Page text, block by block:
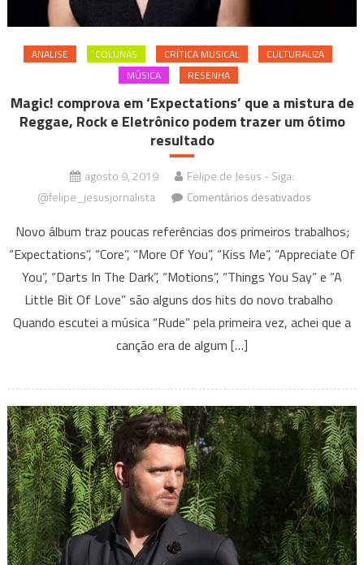
ANALISE COLUNAS CRÍTICA MUSICAL
CULTURALIZA
MÚSICA
RESENHA
Magic! comprova em ‘Expectations’ que a mistura de
Reggae, Rock e Eletrônico podem trazer um ótimo
resultado
agosto 9, 2019
Felipe de Jesus - Siga:
@felipe_jesusjornalista
Comentários desativadosem
comprova
em
que
a
e
Eletrônico
podem
trazer
um
ótimo
resultado
Novo álbum traz poucas referências dos primeiros trabalhos;
“Expectations”, “Core”, “More Of You”, “Kiss Me”, “Appreciate Of
You”, “Darts In The Dark”, “Motions”, “Things You Say” e “A
Little Bit Of Love” são alguns dos hits do novo trabalho
Quando escutei a música “Rude” pela primeira vez, achei que a
canção era de algum […]